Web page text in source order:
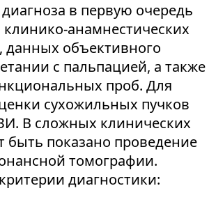
в первую очередь
клинико-анамнестических
данных объективного
с пальпацией, а также
проб. Для
сухожильных пучков
В сложных клинических
быть показано проведение
томографии.
диагностики: